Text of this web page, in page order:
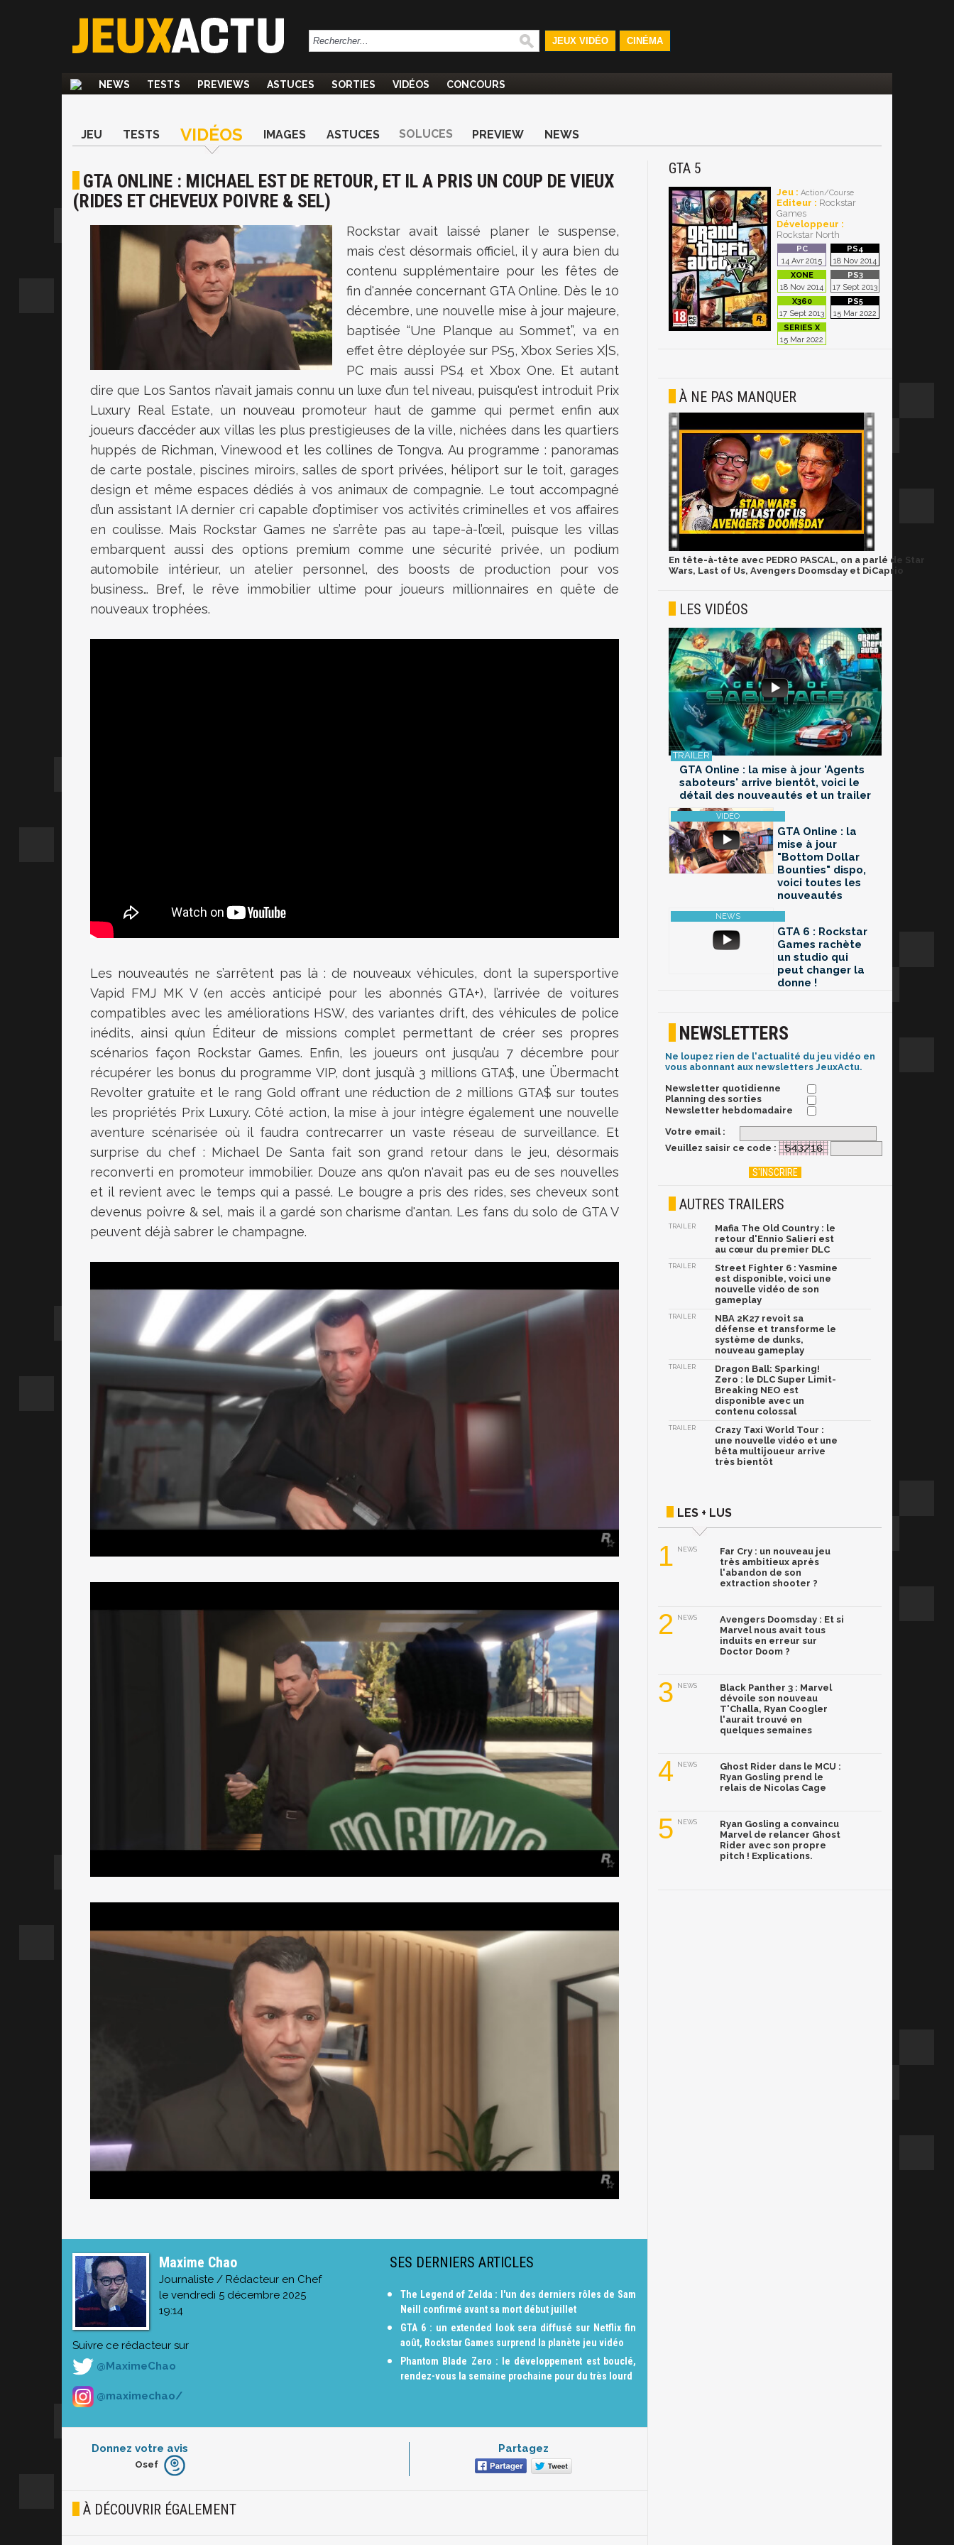
JEUX VIDÉO CINÉMA
NEWS TESTS PREVIEWS ASTUCES SORTIES VIDÉOS CONCOURS
JEU TESTS VIDÉOS IMAGES ASTUCES SOLUCES PREVIEW NEWS
GTA ONLINE : MICHAEL EST DE RETOUR, ET IL A PRIS UN COUP DE VIEUX
(RIDES ET CHEVEUX POIVRE & SEL)
Rockstar avait laissé planer le suspense,
mais c’est désormais officiel, il y aura bien du
contenu supplémentaire pour les fêtes de
fin d'année concernant GTA Online. Dès le 10
décembre, une nouvelle mise à jour majeure,
baptisée “Une Planque au Sommet”, va en
effet être déployée sur PS5, Xbox Series X|S,
PC mais aussi PS4 et Xbox One. Et autant
dire que Los Santos n’avait jamais connu un luxe d’un tel niveau, puisqu'est introduit Prix
Luxury Real Estate, un nouveau promoteur haut de gamme qui permet enfin aux
joueurs d’accéder aux villas les plus prestigieuses de la ville, nichées dans les quartiers
huppés de Richman, Vinewood et les collines de Tongva. Au programme : panoramas
de carte postale, piscines miroirs, salles de sport privées, héliport sur le toit, garages
design et même espaces dédiés à vos animaux de compagnie. Le tout accompagné
d’un assistant IA dernier cri capable d’optimiser vos activités criminelles et vos affaires
en coulisse. Mais Rockstar Games ne s’arrête pas au tape-à-l’œil, puisque les villas
embarquent aussi des options premium comme une sécurité privée, un podium
automobile intérieur, un atelier personnel, des boosts de production pour vos
business… Bref, le rêve immobilier ultime pour joueurs millionnaires en quête de
nouveaux trophées.
Les nouveautés ne s’arrêtent pas là : de nouveaux véhicules, dont la supersportive
Vapid FMJ MK V (en accès anticipé pour les abonnés GTA+), l’arrivée de voitures
compatibles avec les améliorations HSW, des variantes drift, des véhicules de police
inédits, ainsi qu’un Éditeur de missions complet permettant de créer ses propres
scénarios façon Rockstar Games. Enfin, les joueurs ont jusqu’au 7 décembre pour
récupérer les bonus du programme VIP, dont jusqu’à 3 millions GTA$, une Übermacht
Revolter gratuite et le rang Gold offrant une réduction de 2 millions GTA$ sur toutes
les propriétés Prix Luxury. Côté action, la mise à jour intègre également une nouvelle
aventure scénarisée où il faudra contrecarrer un vaste réseau de surveillance. Et
surprise du chef : Michael De Santa fait son grand retour dans le jeu, désormais
reconverti en promoteur immobilier. Douze ans qu'on n'avait pas eu de ses nouvelles
et il revient avec le temps qui a passé. Le bougre a pris des rides, ses cheveux sont
devenus poivre & sel, mais il a gardé son charisme d'antan. Les fans du solo de GTA V
peuvent déjà sabrer le champagne.
Maxime Chao
Journaliste / Rédacteur en Chef
le vendredi 5 décembre 2025
19:14
Suivre ce rédacteur sur
@MaximeChao
@maximechao/
SES DERNIERS ARTICLES
The Legend of Zelda : l'un des derniers rôles de Sam
Neill confirmé avant sa mort début juillet
GTA 6 : un extended look sera diffusé sur Netflix fin
août, Rockstar Games surprend la planète jeu vidéo
Phantom Blade Zero : le développement est bouclé,
rendez-vous la semaine prochaine pour du très lourd
Donnez votre avis
Furieux
Osef
Partagez
À DÉCOUVRIR ÉGALEMENT
GTA 5
Jeu : Action/Course
Editeur : Rockstar
Games
Développeur :
Rockstar North
14 Avr 2015 18 Nov 2014
18 Nov 2014 17 Sept 2013
17 Sept 2013 15 Mar 2022
15 Mar 2022
À NE PAS MANQUER
En tête-à-tête avec PEDRO PASCAL, on a parlé de Star
Wars, Last of Us, Avengers Doomsday et DiCaprio
LES VIDÉOS
GTA Online : la mise à jour 'Agents
saboteurs' arrive bientôt, voici le
détail des nouveautés et un trailer
GTA Online : la
mise à jour
"Bottom Dollar
Bounties" dispo,
voici toutes les
nouveautés
GTA 6 : Rockstar
Games rachète
un studio qui
peut changer la
donne !
NEWSLETTERS
Ne loupez rien de l'actualité du jeu vidéo en
vous abonnant aux newsletters JeuxActu.
Newsletter quotidienne
Planning des sorties
Newsletter hebdomadaire
Votre email :
Veuillez saisir ce code :
AUTRES TRAILERS
TRAILER
Mafia The Old Country : le
retour d'Ennio Salieri est
au cœur du premier DLC
TRAILER
Street Fighter 6 : Yasmine
est disponible, voici une
nouvelle vidéo de son
gameplay
TRAILER
NBA 2K27 revoit sa
défense et transforme le
système de dunks,
nouveau gameplay
TRAILER
Dragon Ball: Sparking!
Zero : le DLC Super Limit-
Breaking NEO est
disponible avec un
contenu colossal
TRAILER
Crazy Taxi World Tour :
une nouvelle vidéo et une
bêta multijoueur arrive
très bientôt
LES + LUS
1 NEWS
Far Cry : un nouveau jeu
très ambitieux après
l'abandon de son
extraction shooter ?
2 NEWS
Avengers Doomsday : Et si
Marvel nous avait tous
induits en erreur sur
Doctor Doom ?
3 NEWS
Black Panther 3 : Marvel
dévoile son nouveau
T'Challa, Ryan Coogler
l'aurait trouvé en
quelques semaines
4 NEWS
Ghost Rider dans le MCU :
Ryan Gosling prend le
relais de Nicolas Cage
5 NEWS
Ryan Gosling a convaincu
Marvel de relancer Ghost
Rider avec son propre
pitch ! Explications.